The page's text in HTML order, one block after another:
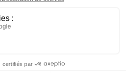
407,80€, 120 quai de Jemmapes, 75010,
société enregistrée par l’Autorité de
de monnaie électronique